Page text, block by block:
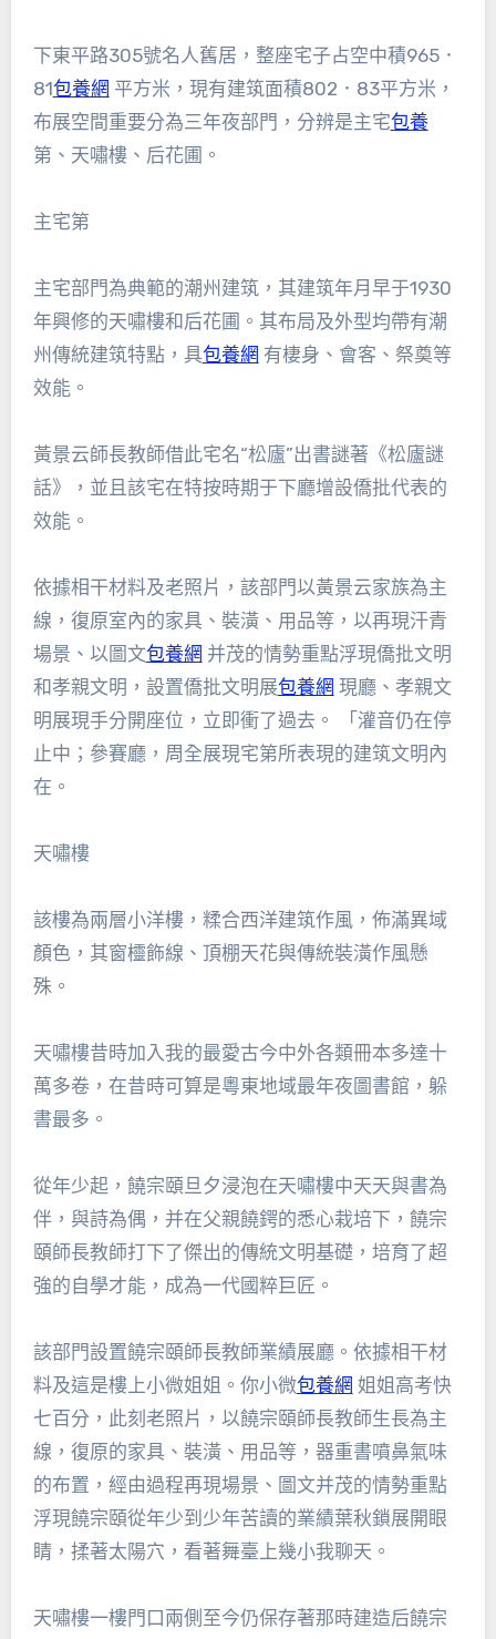
下東平路305號名人舊居，整座宅子占空中積965．
81包養網 平方米，現有建筑面積802．83平方米，
布展空間重要分為三年夜部門，分辨是主宅包養
第、天嘯樓、后花圃。
主宅第
主宅部門為典範的潮州建筑，其建筑年月早于1930
年興修的天嘯樓和后花圃。其布局及外型均帶有潮
州傳統建筑特點，具包養網 有棲身、會客、祭奠等
效能。
黃景云師長教師借此宅名“松廬”出書謎著《松廬謎
話》，並且該宅在特按時期于下廳增設僑批代表的
效能。
依據相干材料及老照片，該部門以黃景云家族為主
線，復原室內的家具、裝潢、用品等，以再現汗青
場景、以圖文包養網 并茂的情勢重點浮現僑批文明
和孝親文明，設置僑批文明展包養網 現廳、孝親文
明展現手分開座位，立即衝了過去。 「灌音仍在停
止中；參賽廳，周全展現宅第所表現的建筑文明內
在。
天嘯樓
該樓為兩層小洋樓，糅合西洋建筑作風，佈滿異域
顏色，其窗欞飾線、頂棚天花與傳統裝潢作風懸
殊。
天嘯樓昔時加入我的最愛古今中外各類冊本多達十
萬多卷，在昔時可算是粵東地域最年夜圖書館，躲
書最多。
從年少起，饒宗頤旦夕浸泡在天嘯樓中天天與書為
伴，與詩為偶，并在父親饒鍔的悉心栽培下，饒宗
頤師長教師打下了傑出的傳統文明基礎，培育了超
強的自學才能，成為一代國粹巨匠。
該部門設置饒宗頤師長教師業績展廳。依據相干材
料及這是樓上小微姐姐。你小微包養網 姐姐高考快
七百分，此刻老照片，以饒宗頤師長教師生長為主
線，復原的家具、裝潢、用品等，器重書噴鼻氣味
的布置，經由過程再現場景、圖文并茂的情勢重點
浮現饒宗頤從年少到少年苦讀的業績葉秋鎖展開眼
睛，揉著太陽穴，看著舞臺上幾小我聊天。
天嘯樓一樓門口兩側至今仍保存著那時建造后饒宗